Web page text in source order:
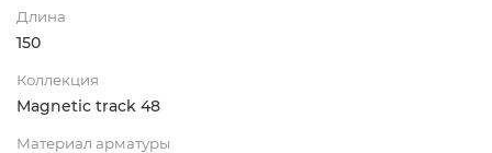
Длина
150
Коллекция
Magnetic track 48
Материал арматуры